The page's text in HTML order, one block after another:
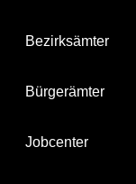
Bezirksämter
Bürgerämter
Jobcenter